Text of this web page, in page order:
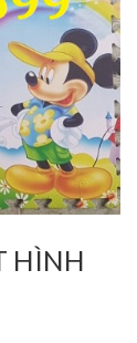
HÌNH